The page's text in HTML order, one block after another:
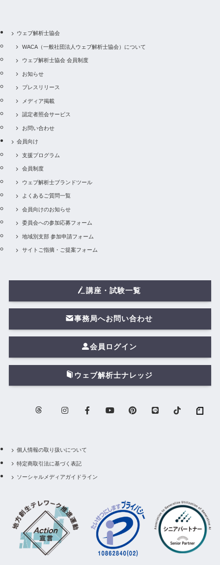
ウェブ解析士協会
WACA（一般社団法人ウェブ解析士協会）について
ウェブ解析士協会 会員制度
お知らせ
プレスリリース
メディア掲載
認定者照会サービス
お問い合わせ
会員向け
支援プログラム
会員制度
ウェブ解析士ブランドツール
よくあるご質問一覧
会員向けのお知らせ
委員会への参加応募フォーム
地域別支部 参加申請フォーム
サイトご指摘・ご提案フォーム
講座・試験一覧
事務局へお問い合わせ
会員ログイン
ウェブ解析士ナレッジ
個人情報の取り扱いについて
特定商取引法に基づく表記
ソーシャルメディアガイドライン